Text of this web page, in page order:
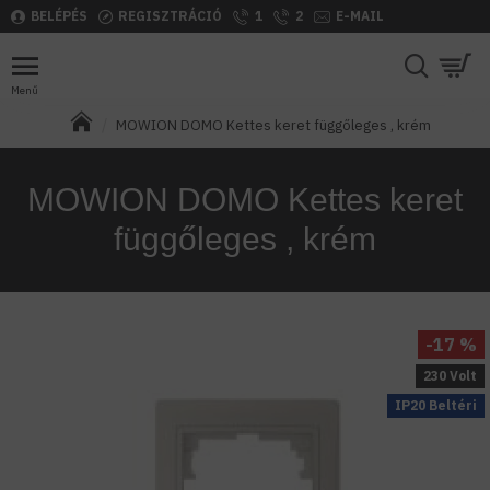
BELÉPÉS REGISZTRÁCIÓ 1 2 E-MAIL
MOWION DOMO Kettes keret függőleges , krém
MOWION DOMO Kettes keret
függőleges , krém
IP20 Beltéri
230 Volt
-17 %